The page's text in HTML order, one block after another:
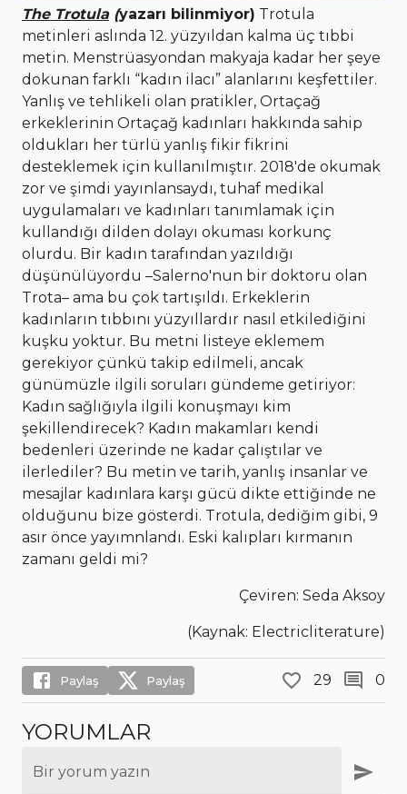
The Trotula(yazarı bilinmiyor) Trotula
metinleri aslında 12. yüzyıldan kalma üç tıbbi
metin. Menstrüasyondan makyaja kadar her şeye
dokunan farklı “kadın ilacı” alanlarını keşfettiler.
Yanlış ve tehlikeli olan pratikler, Ortaçağ
erkeklerinin Ortaçağ kadınları hakkında sahip
oldukları her türlü yanlış fikir fikrini
desteklemek için kullanılmıştır. 2018'de okumak
zor ve şimdi yayınlansaydı, tuhaf medikal
uygulamaları ve kadınları tanımlamak için
kullandığı dilden dolayı okuması korkunç
olurdu. Bir kadın tarafından yazıldığı
düşünülüyordu –Salerno'nun bir doktoru olan
Trota– ama bu çok tartışıldı. Erkeklerin
kadınların tıbbını yüzyıllardır nasıl etkilediğini
kuşku yoktur. Bu metni listeye eklemem
gerekiyor çünkü takip edilmeli, ancak
günümüzle ilgili soruları gündeme getiriyor:
Kadın sağlığıyla ilgili konuşmayı kim
şekillendirecek? Kadın makamları kendi
bedenleri üzerinde ne kadar çalıştılar ve
ilerlediler? Bu metin ve tarih, yanlış insanlar ve
mesajlar kadınlara karşı gücü dikte ettiğinde ne
olduğunu bize gösterdi. Trotula, dediğim gibi, 9
asır önce yayımnlandı. Eski kalıpları kırmanın
zamanı geldi mi?
Çeviren: Seda Aksoy
(Kaynak: Electricliterature)
Paylaş Paylaş 29 0
YORUMLAR
Bir yorum yazın